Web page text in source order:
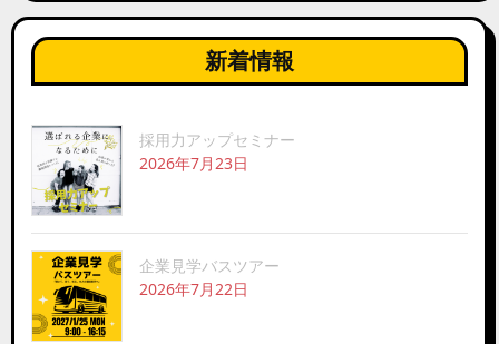
新着情報
採用力アップセミナー
2026年7月23日
企業見学バスツアー
2026年7月22日